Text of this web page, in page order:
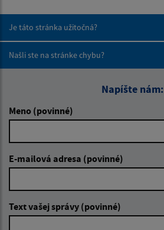
Je táto stránka užitočná?
Našli ste na stránke chybu?
Napíšte nám:
Meno (povinné)
E-mailová adresa (povinné)
Text vašej správy (povinné)